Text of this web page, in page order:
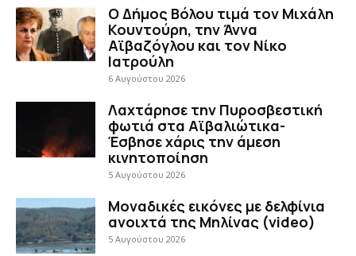
Ο Δήμος Βόλου τιμά τον Μιχάλη
Κουντούρη, την Άννα
Αϊβαζόγλου και τον Νίκο
Ιατρούλη
6 Αυγούστου 2026
Λαχτάρησε την Πυροσβεστική
φωτιά στα Αϊβαλιώτικα-
Έσβησε χάρις την άμεση
κινητοποίηση
5 Αυγούστου 2026
Μοναδικές εικόνες με δελφίνια
ανοιχτά της Μηλίνας (video)
5 Αυγούστου 2026